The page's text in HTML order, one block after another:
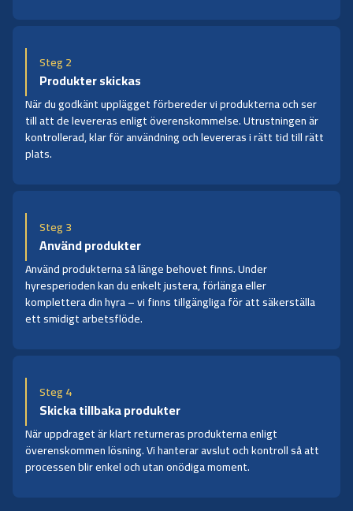
Steg 2
Produkter skickas
När du godkänt upplägget förbereder vi produkterna och ser
till att de levereras enligt överenskommelse. Utrustningen är
kontrollerad, klar för användning och levereras i rätt tid till rätt
plats.
Steg 3
Använd produkter
Använd produkterna så länge behovet finns. Under
hyresperioden kan du enkelt justera, förlänga eller
komplettera din hyra – vi finns tillgängliga för att säkerställa
ett smidigt arbetsflöde.
Steg 4
Skicka tillbaka produkter
När uppdraget är klart returneras produkterna enligt
överenskommen lösning. Vi hanterar avslut och kontroll så att
processen blir enkel och utan onödiga moment.